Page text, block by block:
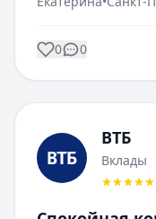
0 0
ВТБ
Вклады